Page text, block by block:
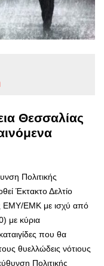
Θεσσαλίας
Πολιτικής
Έκτακτο Δελτίο
ΕΜΥ/ΕΜΚ με ισχύ από
με κύρια
που θα
θυελλώδεις νότιους
Πολιτικής